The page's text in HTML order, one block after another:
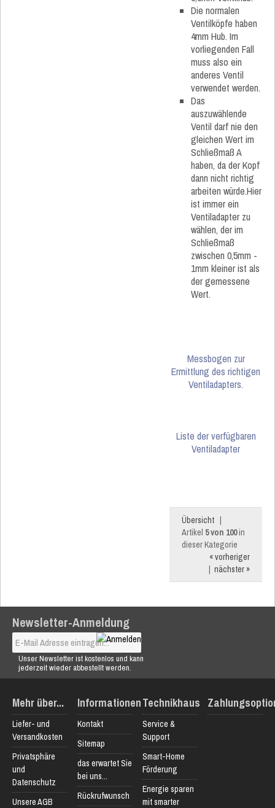
Die normalen
Ventilköpfe haben
4mm Hub. Im
vorliegenden Fall
muss also ein
anderes Ventil
verwendet werden.
Das
auszuwählende
Ventil darf nie den
gleichen Wert im
Schließmaß A
haben, da der Kopf
dann nicht richtig
arbeiten würde.Hier
ist immer ein
Ventiladapter zu
wählen, der im
Schließmaß
zwischen 0,5mm -
1mm kleiner ist als
der gemessene
Wert.
Messbogen zur
Ermittlung des richtigen
Ventiladapters.
Liste der verfügbaren
Ventiladapter
Übersicht |
Artikel 5 von 100in
dieser Kategorie
« vorheriger
| nächster »
Newsletter-Anmeldung
Unser Newsletter ist kostenlos und kann
jederzeit wieder abbestellt werden.
Mehr über...
Liefer- und
Versandkosten
Privatsphäre
und
Datenschutz
Unsere AGB
Informationen
Kontakt
Sitemap
das erwartet Sie
bei uns...
Rückrufwunsch
Technikhaus
Service &
Support
Smart-Home
Förderung
Energie sparen
mit smarter